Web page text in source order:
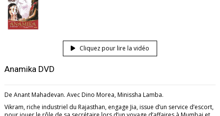
Cliquez pour lire la vidéo
Anamika DVD
De Anant Mahadevan. Avec Dino Morea, Minissha Lamba.
Vikram, riche industriel du Rajasthan, engage Jia, issue d’un service d’escort,